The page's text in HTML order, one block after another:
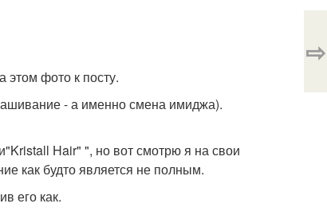
этом фото к посту.
- а именно смена имиджа).
Hair" ", но вот смотрю я на свои
как будто является не полным.
его как.
⇨